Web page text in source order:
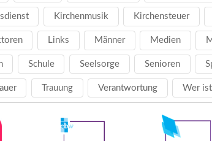
Kirchenmusik Kirchensteuer
Links Männer Medien
Schule Seelsorge Senioren
Trauung Verantwortung Wer